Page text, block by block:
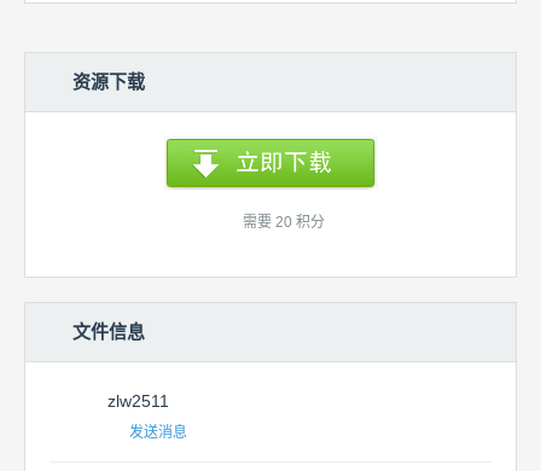
资源下载
需要 20 积分
文件信息
zlw2511
发送消息